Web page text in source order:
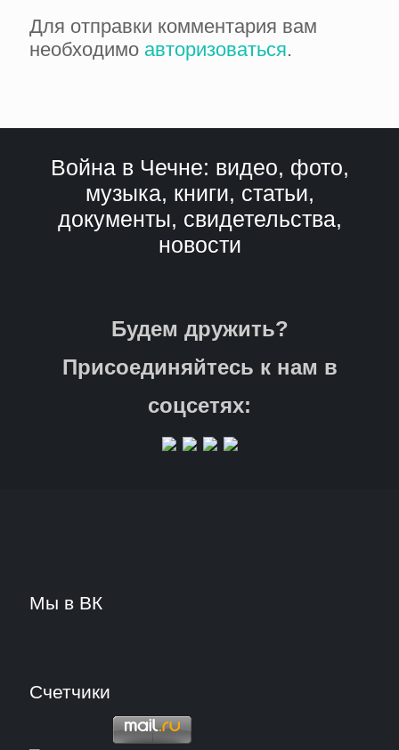
Для отправки комментария вам
необходимо авторизоваться.
Война в Чечне: видео, фото,
музыка, книги, статьи,
документы, свидетельства,
новости
Будем дружить?
Присоединяйтесь к нам в
соцсетях:
Мы в ВК
Счетчики